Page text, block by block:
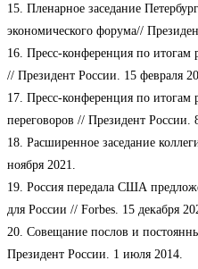
15. Пленарное заседание
экономического форума//
16. Пресс-конференция по итогам
// Президент России. 15 февраля
17. Пресс-конференция по итогам
переговоров // Президент России.
18. Расширенное заседание
ноября 2021.
19. Россия передала США
для России // Forbes. 15 декабря
20. Совещание послов и
Президент России. 1 июля 2014.